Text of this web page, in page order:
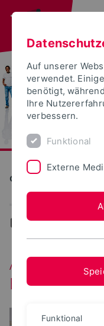
Gleichstellung
...
Angebote
Beschäftigte
Auf unserer
verwendet.
benötigt,
Ihre
verbessern.
Funktional
Externe
Funktional